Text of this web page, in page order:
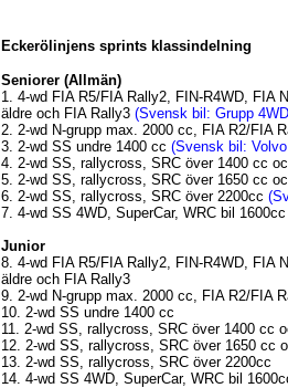
Eckerölinjens sprints klassindelning
Seniorer (Allmän)
1. 4-wd FIA R5/FIA Rally2, FIN-R4WD, FIA
äldre och FIA Rally3 (Svensk bil: Grupp
2. 2-wd N-grupp max. 2000 cc, FIA R2/FIA
3. 2-wd SS undre 1400 cc (Svensk bil:
4. 2-wd SS, rallycross, SRC över 1400 cc
5. 2-wd SS, rallycross, SRC över 1650 cc
6. 2-wd SS, rallycross, SRC över 2200cc
7. 4-wd SS 4WD, SuperCar, WRC bil
Junior
8. 4-wd FIA R5/FIA Rally2, FIN-R4WD, FIA
äldre och FIA Rally3
9. 2-wd N-grupp max. 2000 cc, FIA R2/FIA
10. 2-wd SS undre 1400 cc
11. 2-wd SS, rallycross, SRC över 1400 cc
12. 2-wd SS, rallycross, SRC över 1650 cc
13. 2-wd SS, rallycross, SRC över 2200cc
14. 4-wd SS 4WD, SuperCar, WRC bil